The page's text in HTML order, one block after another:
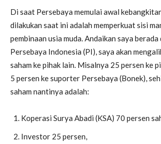
Di saat Persebaya memulai awal
dilakukan saat ini adalah memperkuat sisi
pembinaan usia muda. Andaikan saya berada
Persebaya Indonesia (PI), saya akan
saham ke pihak lain. Misalnya 25 persen ke
5 persen ke suporter Persebaya (Bonek),
saham nantinya adalah:
Koperasi Surya Abadi (KSA) 70 persen
Investor 25 persen,